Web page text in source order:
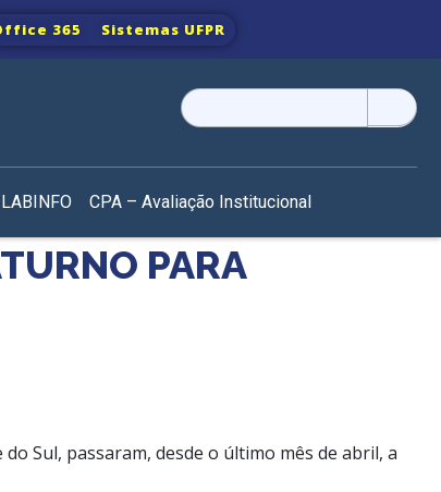
365 Sistemas UFPR
Pesquisar
por:
CPA – Avaliação Institucional
PARA
Sul, passaram, desde o último mês de abril, a